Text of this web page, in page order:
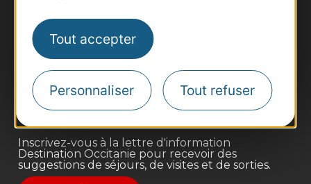
Tout accepter
Personnaliser Tout refuser
Thermalisme
Business/Mice
Pros d'Occitanie
Site presse et d'influence
Voyagistes
Inscrivez-vous à la lettre d'information
Destination Occitanie pour recevoir des
suggestions de séjours, de visites et de sorties.